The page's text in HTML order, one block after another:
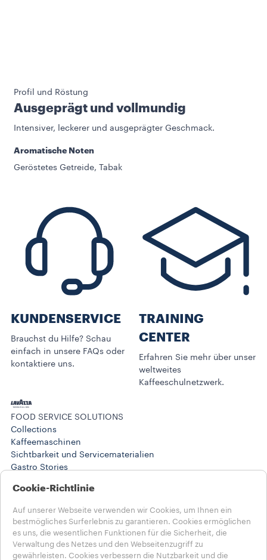
Profil und Röstung
Ausgeprägt und vollmundig
Intensiver, leckerer und ausgeprägter Geschmack.
Aromatische Noten
Geröstetes Getreide, Tabak
KUNDENSERVICE​
Brauchst du Hilfe? Schau
einfach in unsere FAQs oder
kontaktiere uns.
TRAINING
CENTER
Erfahren Sie mehr über unser
weltweites
Kaffeeschulnetzwerk.
FOOD SERVICE SOLUTIONS
Collections
Kaffeemaschinen
Sichtbarkeit und Servicematerialien
Gastro Stories
BUSINESS SOLUTIONS
Produkte
Stories
HILFE UND KONTAKT
FAQs
Kontakt
Cookie-Richtlinie
Auf unserer Webseite verwenden wir Cookies, um Ihnen ein
bestmögliches Surferlebnis zu garantieren. Cookies ermöglichen
es uns, die wesentlichen Funktionen für die Sicherheit, die
Verwaltung des Netzes und den Webseitenzugriff zu
gewährleisten. Cookies verbessern die Nutzbarkeit und die